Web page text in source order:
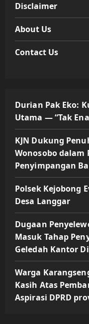
Disclaimer
About Us
Contact Us
Durian Pak Eko:
Utama — “Tak
KJN Dukung
Wonosobo dalam
Penyimpangan
Polsek Kejobong
Desa Langgar
Dugaan
Masuk Tahap
Geledah Kantor
Warga
Kasih Atas
Aspirasi DPRD